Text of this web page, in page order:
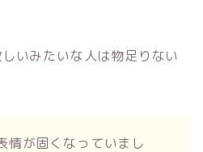
いみたいな人は物足りない
情が固くなっていまし